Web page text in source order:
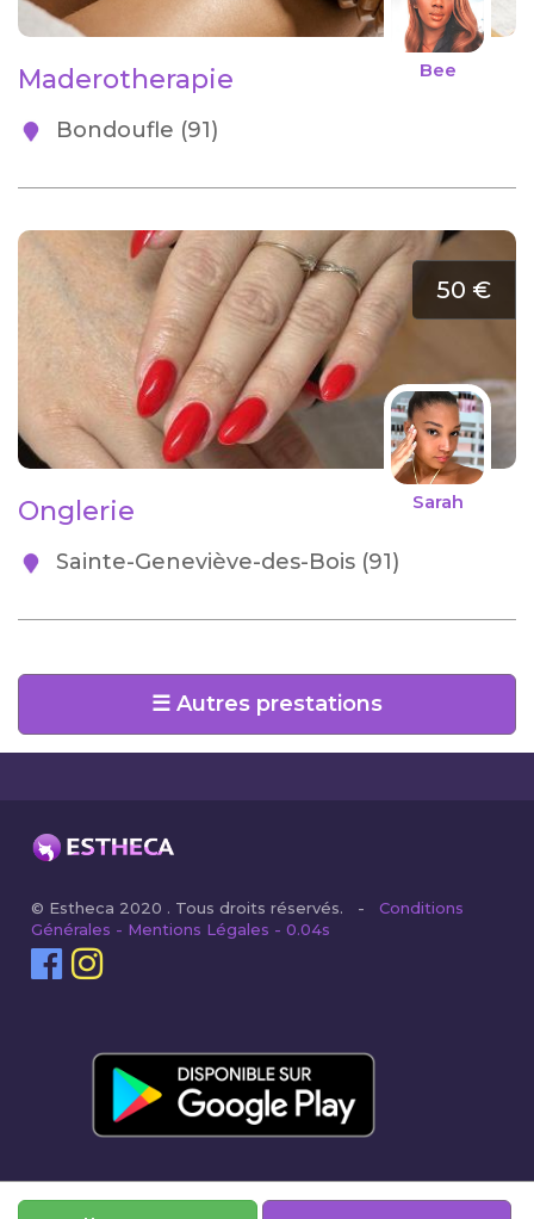
Bee
Maderotherapie
Bondoufle (91)
50 €
Sarah
Onglerie
Sainte-Geneviève-des-Bois (91)
☰ Autres prestations
© Estheca 2020 . Tous droits réservés. -Conditions
Générales - Mentions Légales - 0.04s